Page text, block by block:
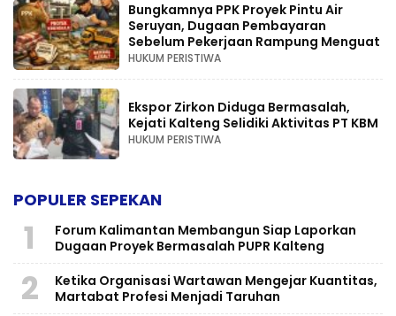
Bungkamnya PPK Proyek Pintu Air
Seruyan, Dugaan Pembayaran
Sebelum Pekerjaan Rampung Menguat
HUKUM PERISTIWA
Ekspor Zirkon Diduga Bermasalah,
Kejati Kalteng Selidiki Aktivitas PT KBM
HUKUM PERISTIWA
POPULER SEPEKAN
1
Forum Kalimantan Membangun Siap Laporkan
Dugaan Proyek Bermasalah PUPR Kalteng
2
Ketika Organisasi Wartawan Mengejar Kuantitas,
Martabat Profesi Menjadi Taruhan